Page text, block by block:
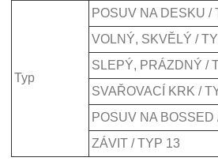
Typ
POSUV NA DESKU /
VOLNÝ, SKVĚLÝ /
SLEPÝ, PRÁZDNÝ /
SVAŘOVACÍ KRK /
POSUV NA BOSSED
ZÁVIT / TYP 13